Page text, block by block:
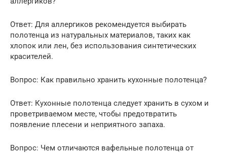
Ответ: Для аллергиков рекомендуется выбирать
полотенца из натуральных материалов, таких как
хлопок или лен, без использования синтетических
красителей.
Вопрос: Как правильно хранить кухонные полотенца?
Ответ: Кухонные полотенца следует хранить в сухом и
проветриваемом месте, чтобы предотвратить
появление плесени и неприятного запаха.
Вопрос: Чем отличаются вафельные полотенца от